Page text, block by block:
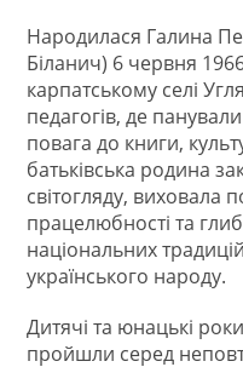
Народилася Галина
Біланич) 6 червня
карпатському селі
педагогів, де
повага до книги,
батьківська родина
світогляду, виховала
працелюбності та
національних
українського народу.
Дитячі та юнацькі
пройшли серед